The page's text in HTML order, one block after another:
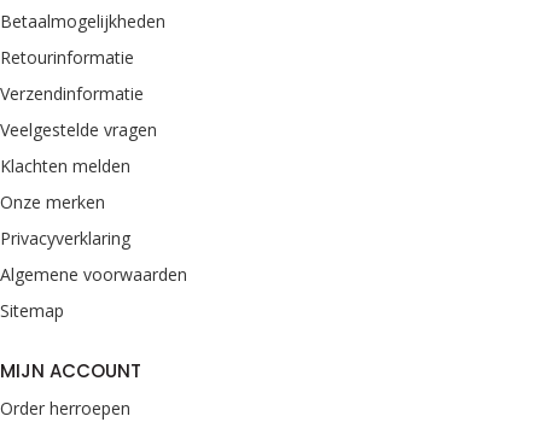
Betaalmogelijkheden
Retourinformatie
Verzendinformatie
Veelgestelde vragen
Klachten melden
Onze merken
Privacyverklaring
Algemene voorwaarden
Sitemap
MIJN ACCOUNT
Order herroepen